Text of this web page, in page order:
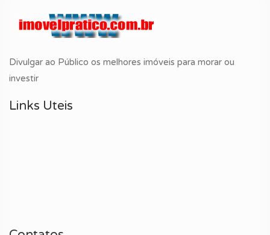
Divulgar ao Público os melhores imóveis para morar ou
investir
Links Uteis